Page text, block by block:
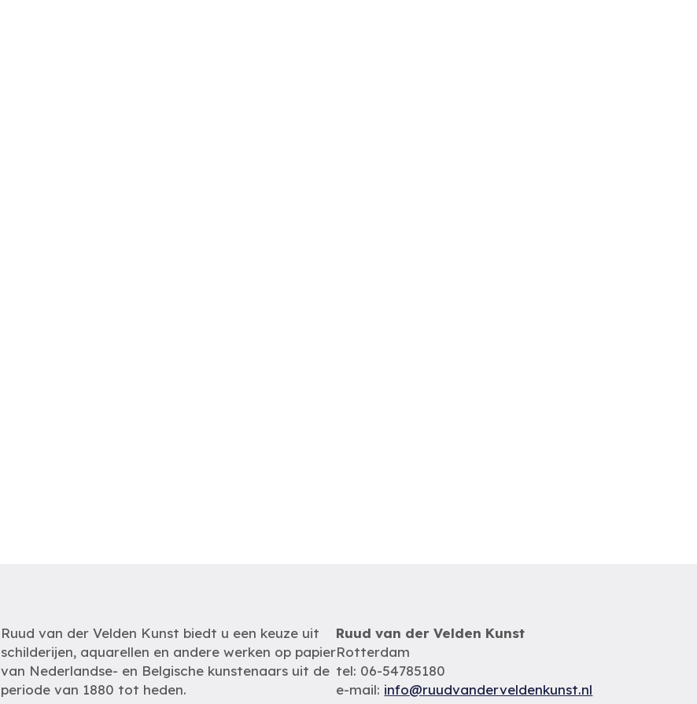
Ruud van der Velden Kunst biedt u een keuze uit
schilderijen, aquarellen en andere werken op papier
van Nederlandse- en Belgische kunstenaars uit de
periode van 1880 tot heden.
Ruud van der Velden Kunst
Rotterdam
tel: 06-54785180
e-mail: info@ruudvanderveldenkunst.nl